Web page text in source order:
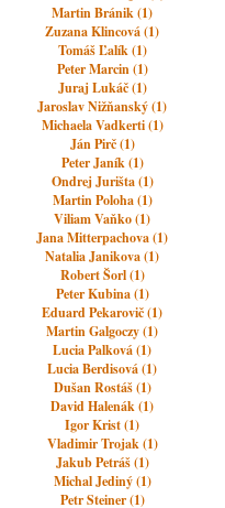
Martin Bránik (1)
Zuzana Klincová (1)
Tomáš Ľalík (1)
Peter Marcin (1)
Juraj Lukáč (1)
Jaroslav Nižňanský (1)
Michaela Vadkerti (1)
Ján Pirč (1)
Peter Janík (1)
Ondrej Jurišta (1)
Martin Poloha (1)
Viliam Vaňko (1)
Jana Mitterpachova (1)
Natalia Janikova (1)
Robert Šorl (1)
Peter Kubina (1)
Eduard Pekarovič (1)
Martin Galgoczy (1)
Lucia Palková (1)
Lucia Berdisová (1)
Dušan Rostáš (1)
David Halenák (1)
Igor Krist (1)
Vladimir Trojak (1)
Jakub Petráš (1)
Michal Jediný (1)
Petr Steiner (1)